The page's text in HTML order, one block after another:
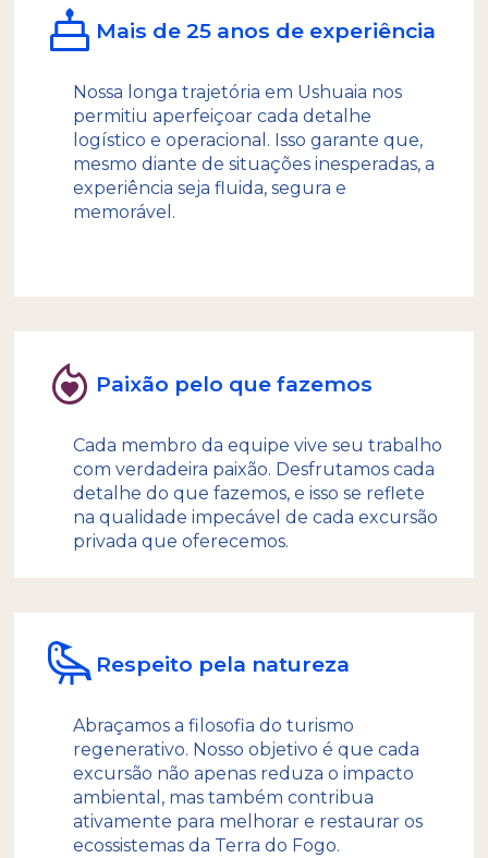
A paixão pela natureza e o respeito pela terra
viajantes uma sensação duradoura: uma
experiência inesquecível de contato com a
natureza foiguina. Valorizamos o intercâmbio
humano que o turismo deve proporcionar,
enriquecendo cada jornada com um
ambiente relaxado, autêntico e acolhedor.
Quando começamos este sonho, fomos
pioneiros no desenvolvimento de excursões
de aventura na Terra do Fogo. Hoje, nosso
compromisso é continuar agregando valor e
originalidade a cada experiência, superando
constantemente as expectativas de nossos
viajantes e garantindo que cada excursão
tenha um valor humano tão profundo
quanto a paisagem que a rodeia.
Estamos convencidos de que esta é a única
maneira de garantir que a oportunidade de
visitar o Fim do Mundo seja lembrada para
sempre como uma das sensações mais únicas
da vida.
Mais de 25 anos de experiência
Nossa longa trajetória em Ushuaia nos
permitiu aperfeiçoar cada detalhe
logístico e operacional. Isso garante que,
mesmo diante de situações inesperadas, a
experiência seja fluida, segura e
memorável.
Paixão pelo que fazemos
Cada membro da equipe vive seu trabalho
com verdadeira paixão. Desfrutamos cada
detalhe do que fazemos, e isso se reflete
na qualidade impecável de cada excursão
privada que oferecemos.
Respeito pela natureza
Abraçamos a filosofia do turismo
regenerativo. Nosso objetivo é que cada
excursão não apenas reduza o impacto
ambiental, mas também contribua
ativamente para melhorar e restaurar os
ecossistemas da Terra do Fogo.